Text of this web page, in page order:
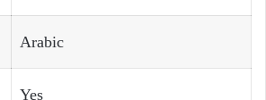
Arabic
Yes